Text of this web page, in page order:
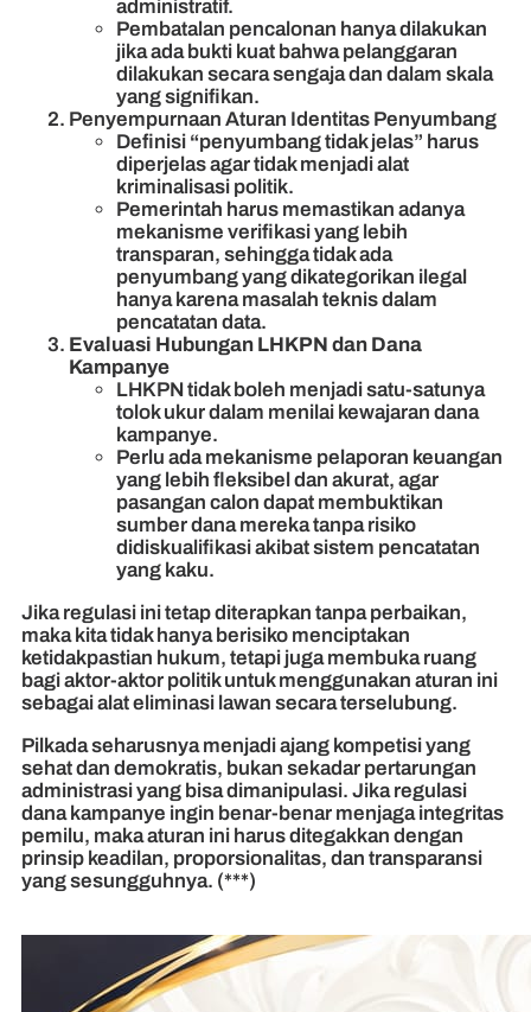
administratif.
Pembatalan pencalonan hanya dilakukan
jika ada bukti kuat bahwa pelanggaran
dilakukan secara sengaja dan dalam skala
yang signifikan.
Penyempurnaan Aturan Identitas Penyumbang
Definisi “penyumbang tidak jelas” harus
diperjelas agar tidak menjadi alat
kriminalisasi politik.
Pemerintah harus memastikan adanya
mekanisme verifikasi yang lebih
transparan, sehingga tidak ada
penyumbang yang dikategorikan ilegal
hanya karena masalah teknis dalam
pencatatan data.
Evaluasi Hubungan LHKPN dan Dana
Kampanye
LHKPN tidak boleh menjadi satu-satunya
tolok ukur dalam menilai kewajaran dana
kampanye.
Perlu ada mekanisme pelaporan keuangan
yang lebih fleksibel dan akurat, agar
pasangan calon dapat membuktikan
sumber dana mereka tanpa risiko
didiskualifikasi akibat sistem pencatatan
yang kaku.
Jika regulasi ini tetap diterapkan tanpa perbaikan,
maka kita tidak hanya berisiko menciptakan
ketidakpastian hukum, tetapi juga membuka ruang
bagi aktor-aktor politik untuk menggunakan aturan ini
sebagai alat eliminasi lawan secara terselubung.
Pilkada seharusnya menjadi ajang kompetisi yang
sehat dan demokratis, bukan sekadar pertarungan
administrasi yang bisa dimanipulasi. Jika regulasi
dana kampanye ingin benar-benar menjaga integritas
pemilu, maka aturan ini harus ditegakkan dengan
prinsip keadilan, proporsionalitas, dan transparansi
yang sesungguhnya. (***)